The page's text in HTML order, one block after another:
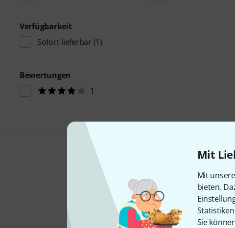
Mit
Mit
bieten.
Sie
Verfügbarkeit
Sofort lieferbar (1)
Bewertungen
1